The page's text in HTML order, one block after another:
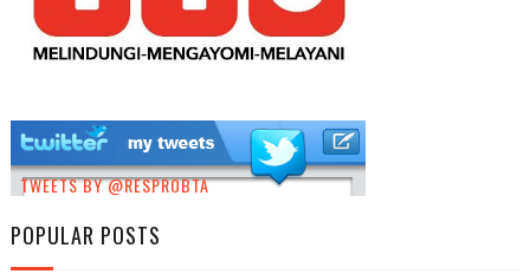
TWEETS BY @RESPROBTA
POPULAR POSTS